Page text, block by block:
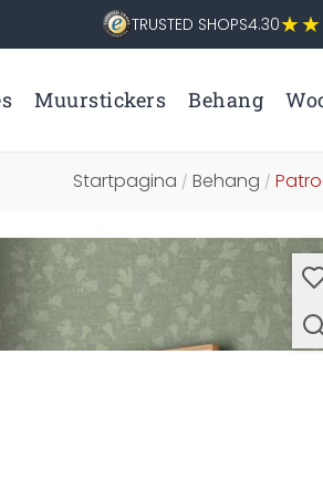
TRUSTED SHOPS4.30
Muurstickers Behang
Startpagina / Behang /